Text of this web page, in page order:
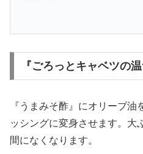
『ごろっとキャベツの
『うまみそ酢』にオリーブ
ッシングに変身させます。大
間になくなります。